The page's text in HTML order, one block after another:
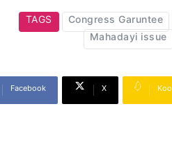
TAGS Congress Garuntee
Mahadayi issue
Facebook X Koo